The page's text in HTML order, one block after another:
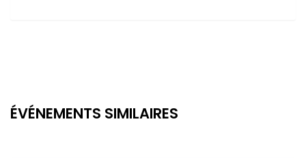
ÉVÉNEMENTS SIMILAIRES